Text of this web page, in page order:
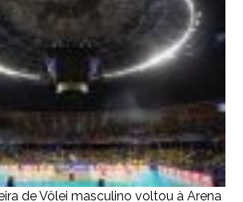
de Vôlei masculino voltou à Arena